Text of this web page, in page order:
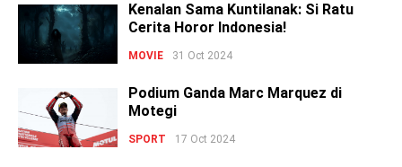
Kenalan Sama Kuntilanak: Si Ratu
Cerita Horor Indonesia!
MOVIE 31 Oct 2024
Podium Ganda Marc Marquez di
Motegi
SPORT 17 Oct 2024